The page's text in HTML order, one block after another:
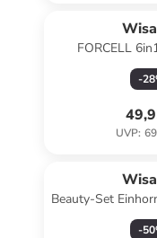
FORCELL
15000mAh
-28
UVP:
Beauty-Set
-50